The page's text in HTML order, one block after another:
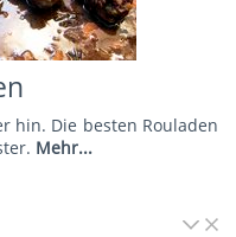
hin. Die besten Rouladen
Mehr...